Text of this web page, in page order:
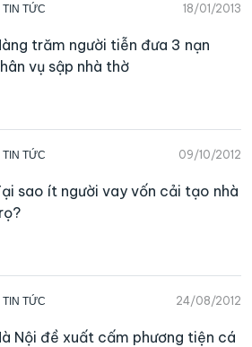
TIN TỨC 18/01/2013
trăm người tiễn đưa 3 nạn
vụ sập nhà thờ
TIN TỨC 09/10/2012
sao ít người vay vốn cải tạo nhà
TIN TỨC 24/08/2012
Nội đề xuất cấm phương tiện cá